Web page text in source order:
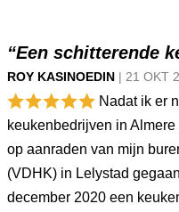
“Een schitterende
ROY KASINOEDIN | 21 OKT
Nadat ik er
keukenbedrijven in
op aanraden van mijn
(VDHK) in Lelystad
december 2020 een